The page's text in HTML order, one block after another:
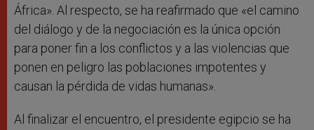
África». Al respecto, se ha reafirmado que «el camino
del diálogo y de la negociación es la única opción
para poner fin a los conflictos y a las violencias que
ponen en peligro las poblaciones impotentes y
causan la pérdida de vidas humanas».
Al finalizar el encuentro, el presidente egipcio se ha